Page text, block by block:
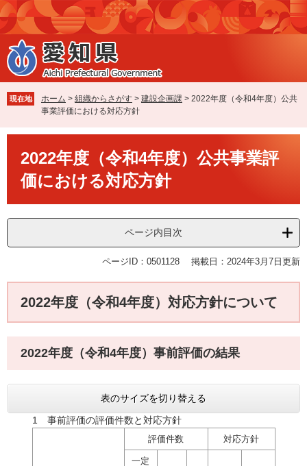
ペ
ー
ジ
の
先
で
す
メ
ニ
ュ
ー
を
ば
し
本
現在地 ホーム > 組織からさがす > 建設企画課 > 2022年度（令和4年度）公共
事業評価における対応方針
2022年度（令和4年度）公共事業評
価における対応方針
ページ内目次
ページID：0501128 掲載日：2024年3月7日更新
2022年度（令和4年度）対応方針について
2022年度（令和4年度）事前評価の結果
表のサイズを切り替える
1 事前評価の評価件数と対応方針
評価件数 対応方針
一定